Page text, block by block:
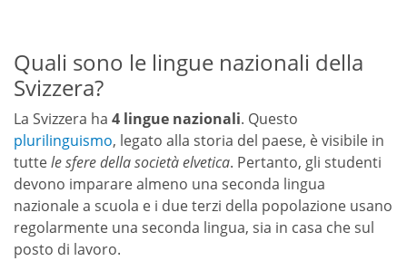
Quali sono le lingue nazionali della
Svizzera?
La Svizzera ha 4 lingue nazionali. Questo
plurilinguismo, legato alla storia del paese, è visibile in
tuttele sfere della società elvetica. Pertanto, gli studenti
devono imparare almeno una seconda lingua
nazionale a scuola e i due terzi della popolazione usano
regolarmente una seconda lingua, sia in casa che sul
posto di lavoro.